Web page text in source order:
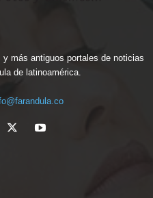
más antiguos portales de noticias
de latinoamérica.